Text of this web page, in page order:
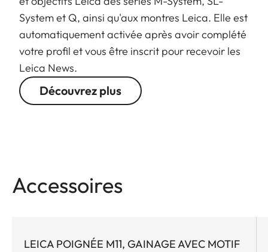
System et Q, ainsi qu'aux montres Leica. Elle est
automatiquement activée après avoir complété
votre profil et vous être inscrit pour recevoir les
Leica News.
Découvrez plus
Accessoires
LEICA POIGNÉE M11, GAINAGE AVEC MOTIF